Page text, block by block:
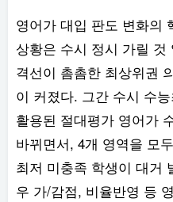
영어가 대입 판도 변화의
상황은 수시 정시 가릴
격선이 촘촘한 최상위권
이 커졌다. 그간 수시 수
활용된 절대평가 영어가
바뀌면서, 4개 영역을 모
최저 미충족 학생이 대거
우 가/감점, 비율반영 등